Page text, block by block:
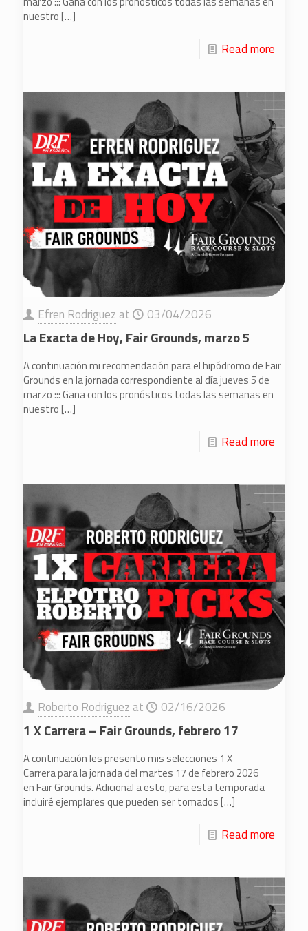
nuestro[…]
Read more
Efren Rodriguez at 03/04/2026
La Exacta de Hoy, Fair Grounds, marzo 5
A continuación mi recomendación para el hipódromo de Fair
Grounds en la jornada correspondiente al día jueves 5 de
marzo ::: Gana con los pronósticos todas las semanas en
nuestro[…]
Read more
Roberto Rodriguez at 02/16/2026
1 X Carrera – Fair Grounds, febrero 17
A continuación les presento mis selecciones 1 X
Carrera para la jornada del martes 17 de febrero 2026
en Fair Grounds. Adicional a esto, para esta temporada
incluiré ejemplares que pueden ser tomados[…]
Read more